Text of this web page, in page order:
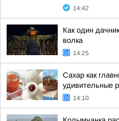
14:42
Как один
волка
14:25
Сахар как
удивительные
14:10